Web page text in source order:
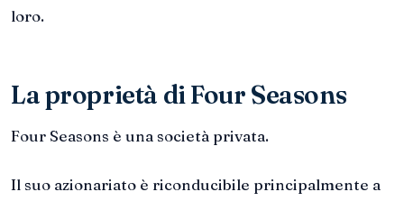
loro.
La proprietà di Four Seasons
Four Seasons è una società privata.
Il suo azionariato è riconducibile principalmente a